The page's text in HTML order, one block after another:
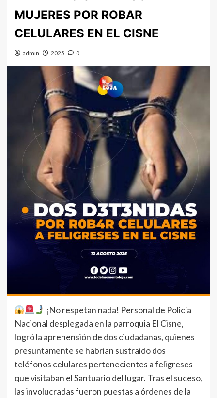
MUJERES POR ROBAR
CELULARES EN EL CISNE
admin 2025 0
¡No respetan nada! Personal de Policía
Nacional desplegada en la parroquia El Cisne,
logró la aprehensión de dos ciudadanas, quienes
presuntamente se habrían sustraído dos
teléfonos celulares pertenecientes a feligreses
que visitaban el Santuario del lugar. Tras el suceso,
las involucradas fueron puestas a órdenes de la